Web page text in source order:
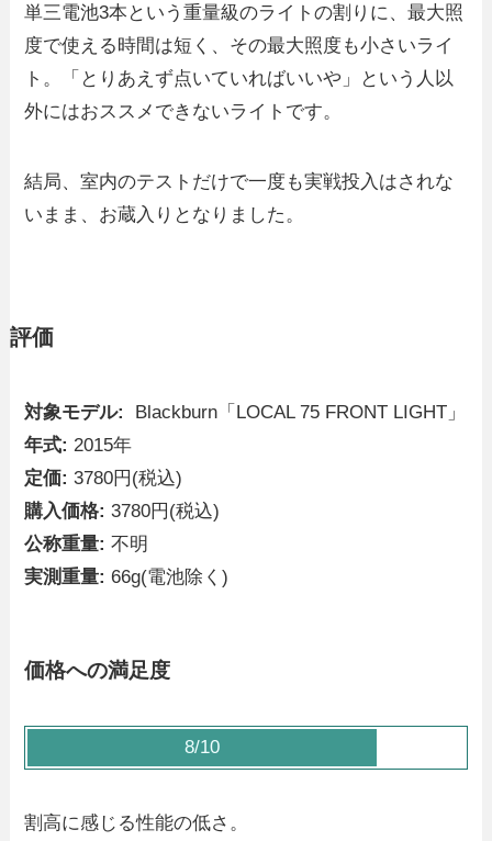
単三電池3本という重量級のライトの割りに、最大照
度で使える時間は短く、その最大照度も小さいライ
ト。「とりあえず点いていればいいや」という人以
外にはおススメできないライトです。
結局、室内のテストだけで一度も実戦投入はされな
いまま、お蔵入りとなりました。
評価
対象モデル:
Blackburn「LOCAL 75 FRONT LIGHT」
年式: 2015年
定価: 3780円(税込)
購入価格: 3780円(税込)
公称重量: 不明
実測重量: 66g(電池除く)
価格への満足度
8/10
割高に感じる性能の低さ。